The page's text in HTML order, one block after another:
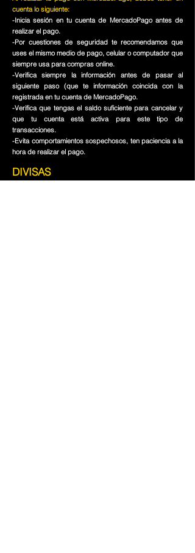
obra.
-La mercancía se revisa
cuidadosamente antes de ser
enviada y se guarda evidencia del
buen estado en que se envía la obra.
-En caso de ocurrir un error en la
recepción de la obra, debe
notificarlo en los primeros 7 días en
manos y se hará las correcciones
cuenta lo siguiente:
-Inicia sesión en tu cuenta de MercadoPago antes de
realizar el pago.
-Por cuestiones de seguridad te recomendamos que
uses el mismo medio de pago, celular o computador que
siempre usa para compras online.
-Verifica siempre la información antes de pasar al
siguiente paso (que te información coincida con la
registrada en tu cuenta de MercadoPago.
-Verifica que tengas el saldo suficiente para cancelar y
que tu cuenta está activa para este tipo de
transacciones.
-Evita comportamientos sospechosos, ten paciencia a la
hora de realizar el pago.
DIVISAS